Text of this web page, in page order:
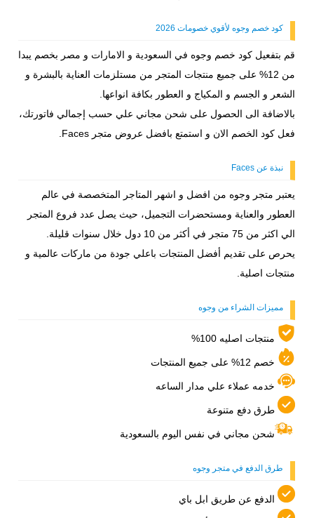
كود خصم وجوه لأقوي خصومات 2026
قم بتفعيل كود خصم وجوه في السعودية و الامارات و مصر بخصم يبدا
من 12% على جميع منتجات المتجر من مستلزمات العناية بالبشرة و
الشعر و الجسم و المكياج و العطور بكافة انواعها.
بالاضافة الى الحصول على شحن مجاني علي حسب إجمالي فاتورتك،
فعل كود الخصم الان و استمتع بافضل عروض متجر Faces.
نبذة عن Faces
يعتبر متجر وجوه من افضل و اشهر المتاجر المتخصصة في عالم
العطور والعناية ومستحضرات التجميل، حيث يصل عدد فروع المتجر
الي اكثر من 75 متجر في أكثر من 10 دول خلال سنوات قليلة.
يحرص على تقديم أفضل المنتجات باعلي جودة من ماركات عالمية و
منتجات اصلية.
مميزات الشراء من وجوه
منتجات اصليه 100%
خصم 12% على جميع المنتجات
خدمه عملاء علي مدار الساعه
طرق دفع متنوعة
شحن مجاني في نفس اليوم بالسعودية
طرق الدفع في متجر وجوه
الدفع عن طريق ابل باي